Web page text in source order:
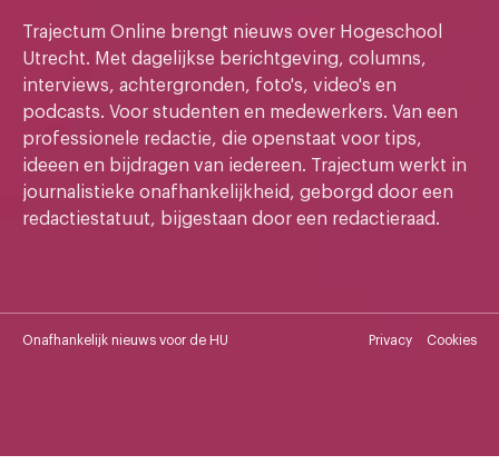
Trajectum Online brengt nieuws over Hogeschool
Utrecht. Met dagelijkse berichtgeving, columns,
interviews, achtergronden, foto's, video's en
podcasts. Voor studenten en medewerkers. Van een
professionele redactie, die openstaat voor tips,
ideeen en bijdragen van iedereen. Trajectum werkt in
journalistieke onafhankelijkheid, geborgd door een
redactiestatuut, bijgestaan door een redactieraad.
Onafhankelijk nieuws voor de HU Privacy Cookies